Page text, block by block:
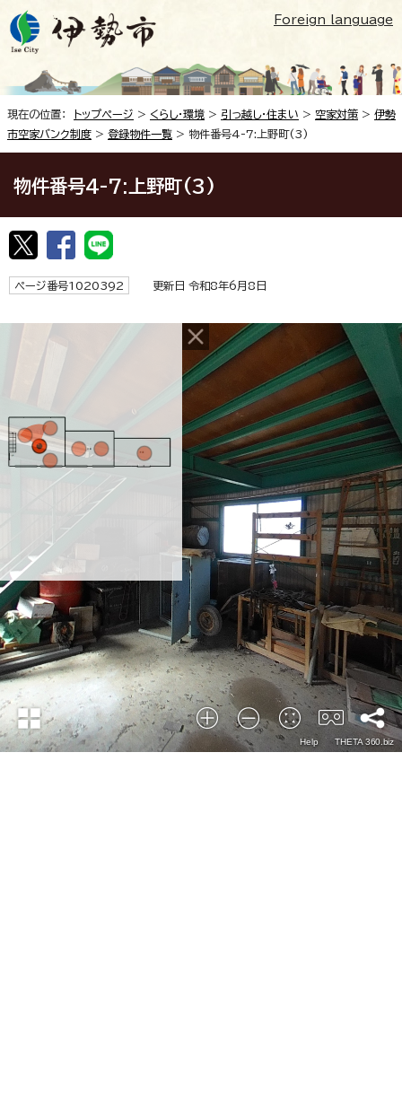
Foreign language
現在の位置： トップページ > くらし・環境 > 引っ越し・住まい > 空家対策 > 伊勢
市空家バンク制度 > 登録物件一覧 > 物件番号4-7:上野町(3)
物件番号4-7:上野町(3)
ページ番号1020392 更新日 令和8年6月8日